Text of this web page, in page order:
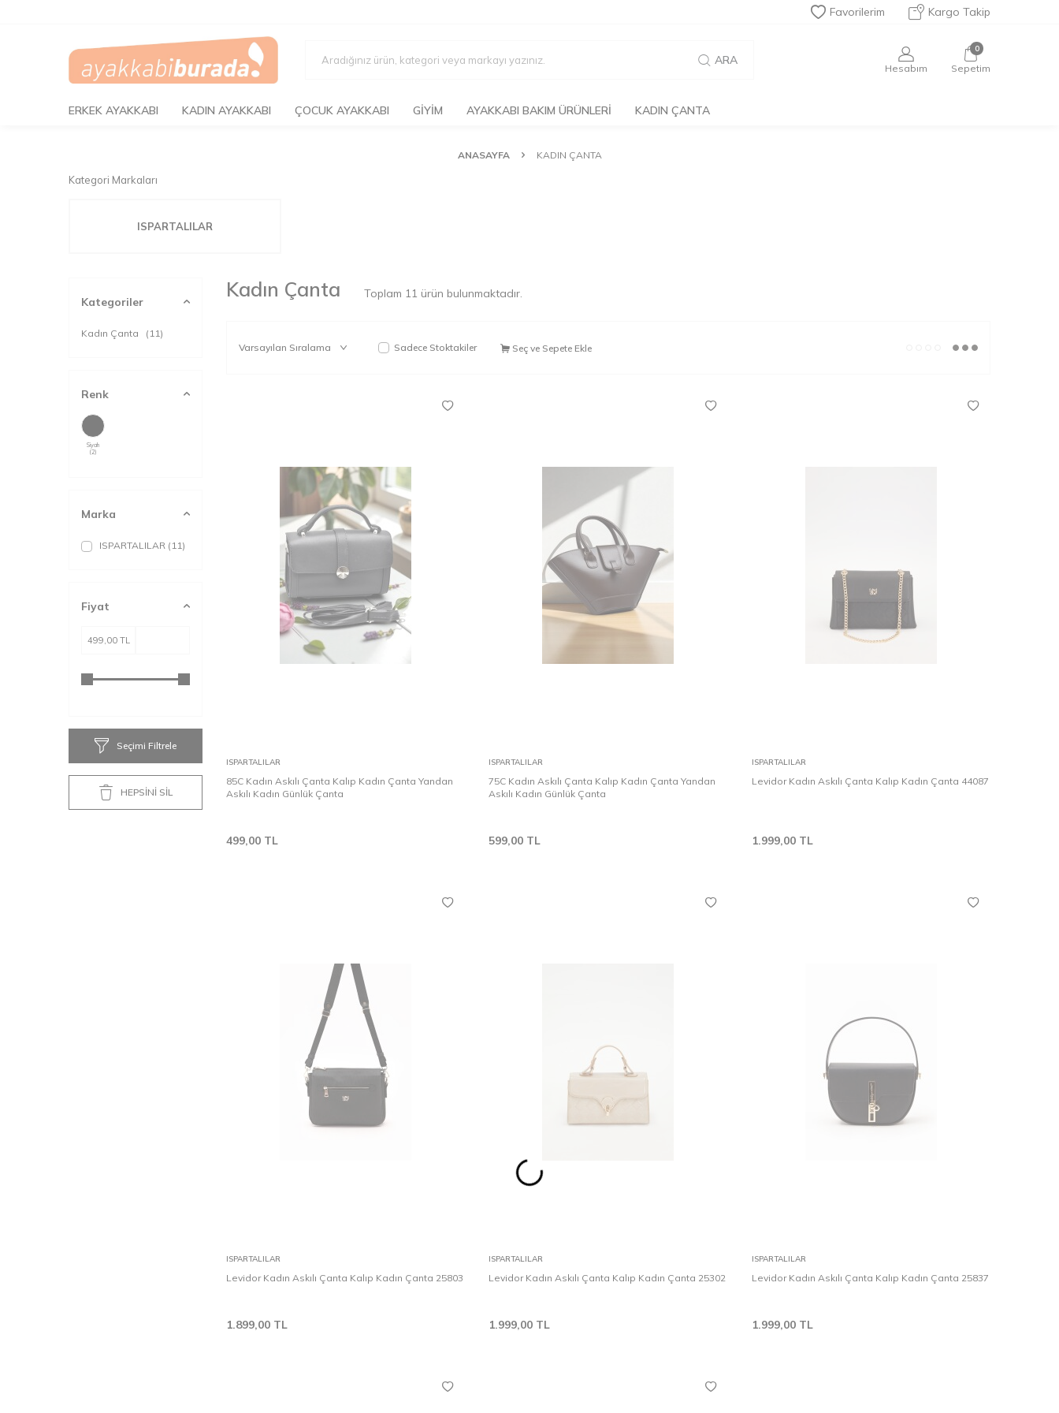
Favorilerim Kargo Takip
ARA
Hesabım
0
Sepetim
ERKEK AYAKKABI KADIN AYAKKABI ÇOCUK AYAKKABI GIYIM AYAKKABI BAKIM ÜRÜNLERI KADIN ÇANTA
ANASAYFA KADIN ÇANTA
Kategori Markaları
ISPARTALILAR
Kategoriler
Kadın Çanta (11)
Renk
Siyah
(2)
Marka
ISPARTALILAR (11)
Fiyat
Seçimi Filtrele
HEPSİNİ SİL
Kadın Çanta Toplam 11 ürün bulunmaktadır.
Sadece Stoktakiler Seç ve Sepete Ekle
Sepete Ekle
ISPARTALILAR
85C Kadın Askılı Çanta Kalıp Kadın Çanta Yandan
Askılı Kadın Günlük Çanta
499,00 TL
Sepete Ekle
ISPARTALILAR
75C Kadın Askılı Çanta Kalıp Kadın Çanta Yandan
Askılı Kadın Günlük Çanta
599,00 TL
Sepete Ekle
ISPARTALILAR
Levidor Kadın Askılı Çanta Kalıp Kadın Çanta 44087
1.999,00TL
Sepete Ekle
ISPARTALILAR
Levidor Kadın Askılı Çanta Kalıp Kadın Çanta 25803
1.899,00 TL
Sepete Ekle
ISPARTALILAR
Levidor Kadın Askılı Çanta Kalıp Kadın Çanta 25302
1.999,00 TL
Sepete Ekle
ISPARTALILAR
Levidor Kadın Askılı Çanta Kalıp Kadın Çanta 25837
1.999,00TL